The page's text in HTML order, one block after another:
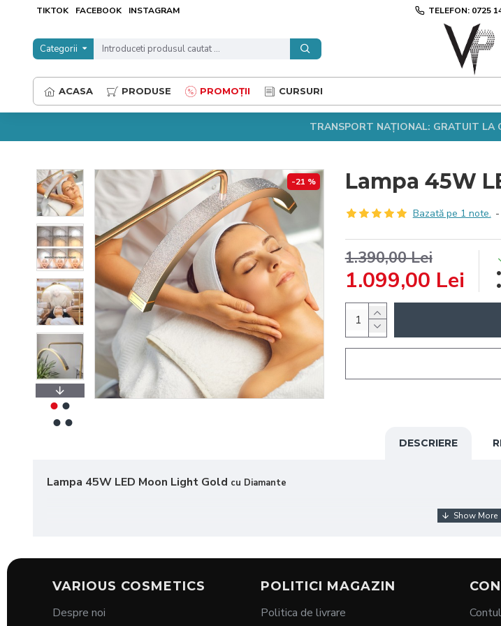
TIKTOK FACEBOOK INSTAGRAM TELEFON: 0725
Categorii
ACASA PRODUSE PROMOȚII CURSURI
TRANSPORT NAȚIONAL: GRATUIT LA
-21 % Lampa 45W
Bazată pe 1 note. -
1.099,00 Lei
1.390,00 Lei
DESCRIERE
Lampa 45W LED Moon Light Gold cu Diamante
Descriere:
Îmbunătățește-ți experiența de lucru în studio cu lampa semilună, special concepută
VARIOUS COSMETICS
Despre noi
POLITICI MAGAZIN
Politica de livrare